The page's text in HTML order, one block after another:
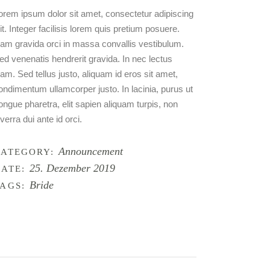
ipsum dolor sit amet, consectetur adipiscing
Integer facilisis lorem quis pretium posuere.
gravida orci in massa convallis vestibulum.
venenatis hendrerit gravida. In nec lectus
Sed tellus justo, aliquam id eros sit amet,
ullamcorper justo. In lacinia, purus ut
pharetra, elit sapien aliquam turpis, non
dui ante id orci.
Announcement
25. Dezember 2019
Bride